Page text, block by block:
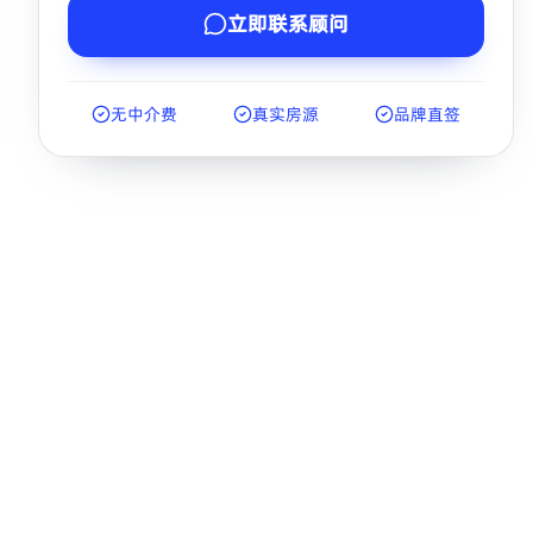
立即联系顾问
无中介费 真实房源 品牌直签